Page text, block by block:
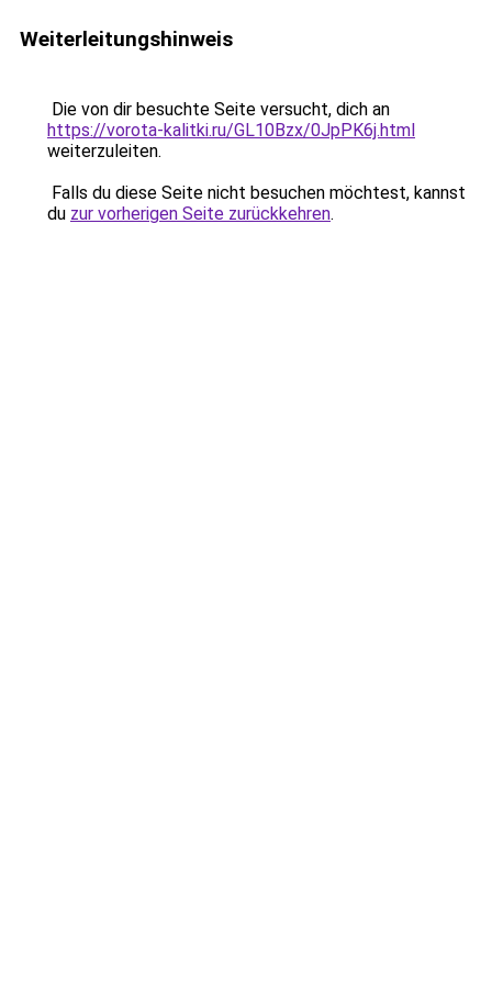
Weiterleitungshinweis
Die von dir besuchte Seite versucht, dich an
https://vorota-kalitki.ru/GL10Bzx/0JpPK6j.html
weiterzuleiten.
Falls du diese Seite nicht besuchen möchtest, kannst
du zur vorherigen Seite zurückkehren.